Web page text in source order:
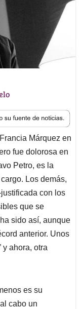
Márquez en
fue dolorosa en
Petro, es la
Los demás,
con los
que se
sido así, aunque
anterior. Unos
y ahora, otra
es su
cabo un